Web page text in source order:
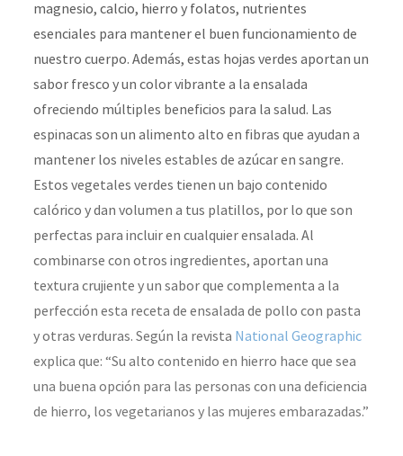
magnesio, calcio, hierro y folatos, nutrientes
esenciales para mantener el buen funcionamiento de
nuestro cuerpo. Además, estas hojas verdes aportan un
sabor fresco y un color vibrante a la ensalada
ofreciendo múltiples beneficios para la salud. Las
espinacas son un alimento alto en fibras que ayudan a
mantener los niveles estables de azúcar en sangre.
Estos vegetales verdes tienen un bajo contenido
calórico y dan volumen a tus platillos, por lo que son
perfectas para incluir en cualquier ensalada. Al
combinarse con otros ingredientes, aportan una
textura crujiente y un sabor que complementa a la
perfección esta receta de ensalada de pollo con pasta
y otras verduras. Según la revista National Geographic
explica que: “Su alto contenido en hierro hace que sea
una buena opción para las personas con una deficiencia
de hierro, los vegetarianos y las mujeres embarazadas.”